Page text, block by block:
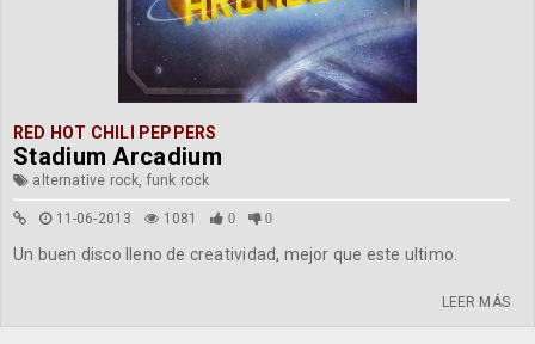
RED HOT CHILI PEPPERS
Stadium Arcadium
alternative rock, funk rock
11-06-2013 1081 0 0
Un buen disco lleno de creatividad, mejor que este ultimo.
LEER MÁS